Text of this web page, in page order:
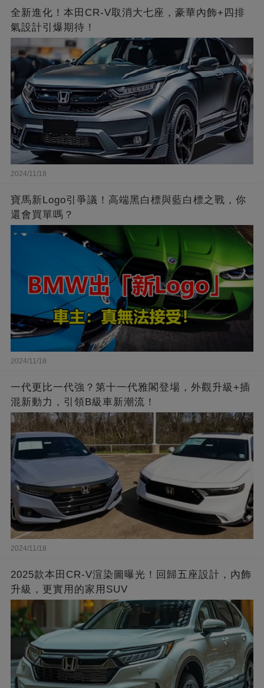
全新進化！本田CR-V取消大七座，豪華內飾+四排
氣設計引爆期待！
2024/11/18
寶馬新Logo引爭議！高端黑白標與藍白標之戰，你
還會買單嗎？
2024/11/18
一代更比一代強？第十一代雅閣登場，外觀升級+插
混新動力，引領B級車新潮流！
2024/11/18
2025款本田CR-V渲染圖曝光！回歸五座設計，內飾
升級，更實用的家用SUV